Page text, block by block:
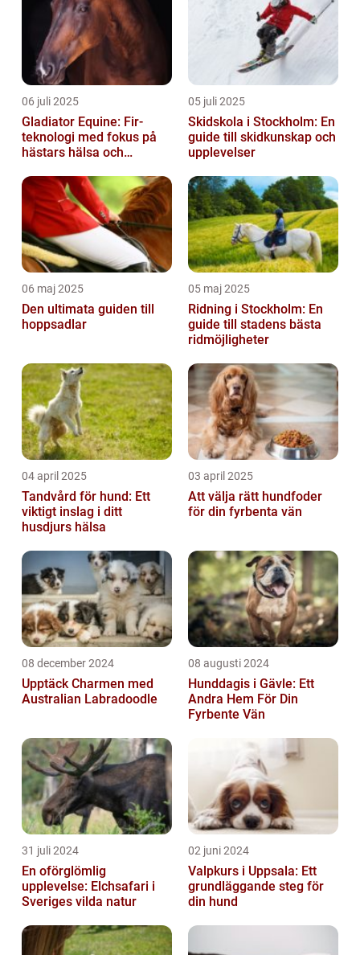
06 juli 2025
Gladiator Equine: Fir-
teknologi med fokus på
hästars hälsa och
05 juli 2025
Skidskola i Stockholm: En
guide till skidkunskap och
upplevelser
06 maj 2025
Den ultimata guiden till
hoppsadlar
05 maj 2025
Ridning i Stockholm: En
guide till stadens bästa
ridmöjligheter
04 april 2025
Tandvård för hund: Ett
viktigt inslag i ditt
husdjurs hälsa
03 april 2025
Att välja rätt hundfoder
för din fyrbenta vän
08 december 2024
Upptäck Charmen med
Australian Labradoodle
08 augusti 2024
Hunddagis i Gävle: Ett
Andra Hem För Din
Fyrbente Vän
31 juli 2024
En oförglömlig
upplevelse: Elchsafari i
Sveriges vilda natur
02 juni 2024
Valpkurs i Uppsala: Ett
grundläggande steg för
din hund